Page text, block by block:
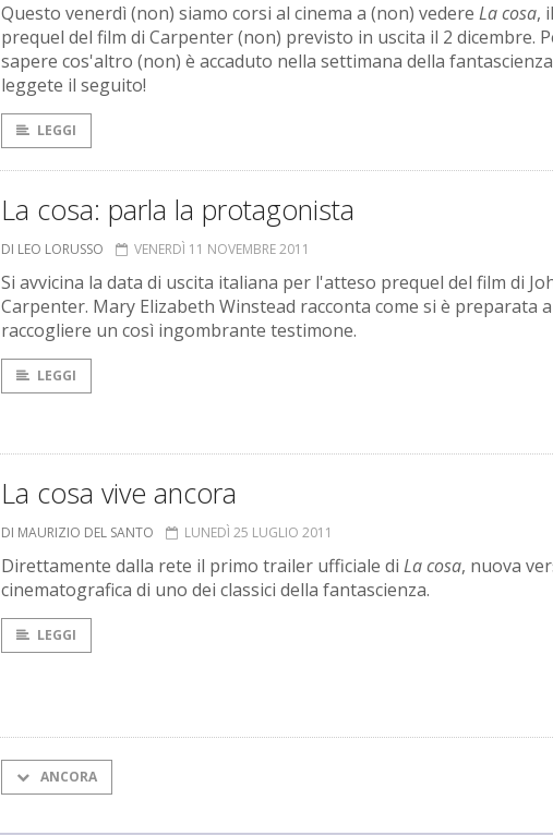
Questo venerdì (non) siamo corsi al cinema a (non) vedere La cosa, il
prequel del film di Carpenter (non) previsto in uscita il 2 dicembre.
sapere cos'altro (non) è accaduto nella settimana della fantascienza
leggete il seguito!
LEGGI
La cosa: parla la protagonista
DI LEO LORUSSO VENERDÌ 11 NOVEMBRE 2011
Si avvicina la data di uscita italiana per l'atteso prequel del film di
Carpenter. Mary Elizabeth Winstead racconta come si è preparata a
raccogliere un così ingombrante testimone.
LEGGI
La cosa vive ancora
DI MAURIZIO DEL SANTO LUNEDÌ 25 LUGLIO 2011
Direttamente dalla rete il primo trailer ufficiale di La cosa, nuova
cinematografica di uno dei classici della fantascienza.
LEGGI
ANCORA